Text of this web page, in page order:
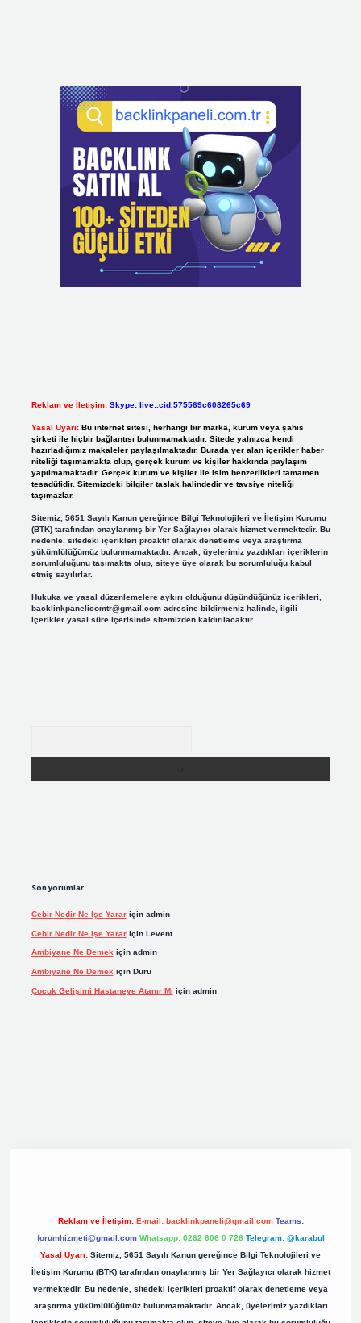
Reklam ve İletişim: Skype: live:.cid.575569c608265c69
Yasal Uyarı: Bu internet sitesi, herhangi bir marka, kurum veya şahıs
şirketi ile hiçbir bağlantısı bulunmamaktadır. Sitede yalnızca kendi
hazırladığımız makaleler paylaşılmaktadır. Burada yer alan içerikler haber
niteliği taşımamakta olup, gerçek kurum ve kişiler hakkında paylaşım
yapılmamaktadır. Gerçek kurum ve kişiler ile isim benzerlikleri tamamen
tesadüfidir. Sitemizdeki bilgiler taslak halindedir ve tavsiye niteliği
taşımazlar.
Sitemiz, 5651 Sayılı Kanun gereğince Bilgi Teknolojileri ve İletişim Kurumu
(BTK) tarafından onaylanmış bir Yer Sağlayıcı olarak hizmet vermektedir. Bu
nedenle, sitedeki içerikleri proaktif olarak denetleme veya araştırma
yükümlülüğümüz bulunmamaktadır. Ancak, üyelerimiz yazdıkları içeriklerin
sorumluluğunu taşımakta olup, siteye üye olarak bu sorumluluğu kabul
etmiş sayılırlar.
Hukuka ve yasal düzenlemelere aykırı olduğunu düşündüğünüz içerikleri,
backlinkpanelicomtr@gmail.comadresine bildirmeniz halinde, ilgili
içerikler yasal süre içerisinde sitemizden kaldırılacaktır.
Son yorumlar
Cebir Nedir Ne Işe Yarariçin admin
Cebir Nedir Ne Işe Yarariçin Levent
Ambiyane Ne Demekiçin admin
Ambiyane Ne Demek için Duru
Çocuk Gelişimi Hastaneye Atanır Mı için admin
Reklam ve İletişim: E-mail: backlinkpaneli@gmail.com Teams:
forumhizmeti@gmail.com Whatsapp: 0262 606 0 726 Telegram: @karabul
Yasal Uyarı: Sitemiz, 5651 Sayılı Kanun gereğince Bilgi Teknolojileri ve
İletişim Kurumu (BTK) tarafından onaylanmış bir Yer Sağlayıcı olarak hizmet
vermektedir. Bu nedenle, sitedeki içerikleri proaktif olarak denetleme veya
araştırma yükümlülüğümüz bulunmamaktadır. Ancak, üyelerimiz yazdıkları